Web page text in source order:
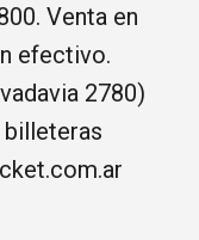
Venta en
efectivo.
2780)